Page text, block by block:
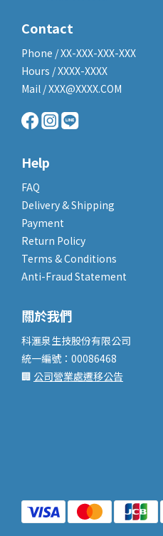
Contact
Phone / XX-XXX-XXX-XXX
Hours / XXXX-XXXX
Mail / XXX@XXXX.COM
Help
FAQ
Delivery & Shipping
Payment
Return Policy
Terms & Conditions
Anti-Fraud Statement
關於我們
科滙泉生技股份有限公司
統一編號：00086468
🏢 公司營業處遷移公告